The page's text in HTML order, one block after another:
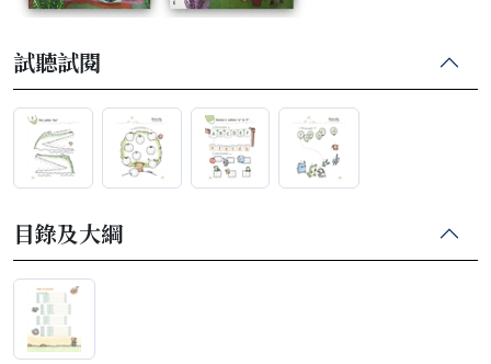
試聽試閱
目錄及大綱